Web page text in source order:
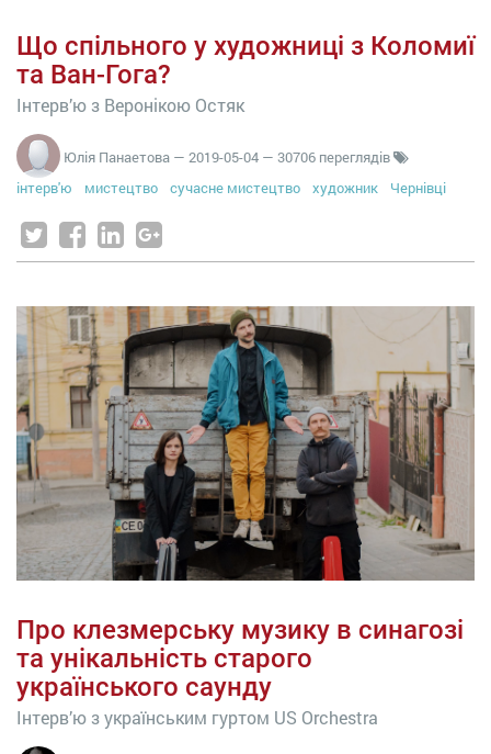
Що спільного у художниці з Коломиї
та Ван-Гога?
Інтерв’ю з Веронікою Остяк
Юлія Панаетова — 2019-05-04 — 30706 переглядів
інтерв'ю
мистецтво сучасне мистецтво художник Чернівці
Про клезмерську музику в синагозі
та унікальність старого
українського саунду
Інтерв’ю з українським гуртом US Orchestra